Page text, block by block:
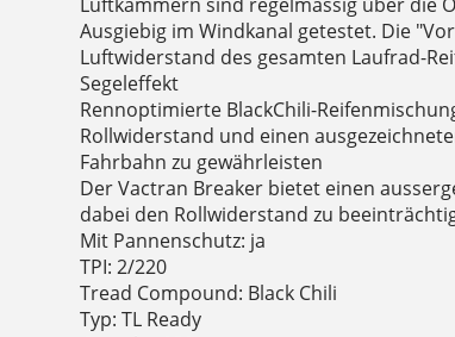
Ausgiebig im Windkanal getestet. Die
Luftwiderstand des gesamten Laufrad-
Segeleffekt
Rennoptimierte BlackChili-
Rollwiderstand und einen
Fahrbahn zu gewährleisten
Der Vactran Breaker bietet einen
dabei den Rollwiderstand zu
Mit Pannenschutz: ja
TPI: 2/220
Tread Compound: Black Chili
Typ: TL Ready